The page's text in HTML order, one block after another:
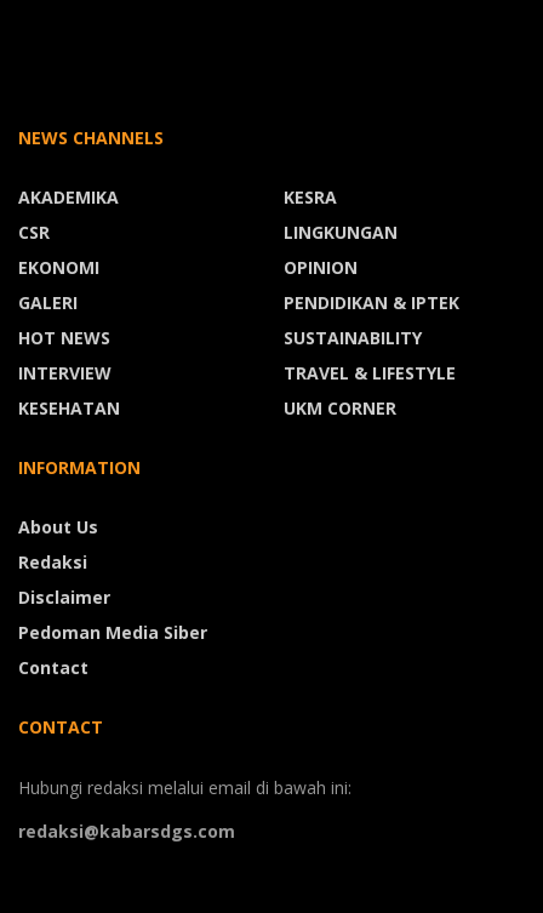
NEWS CHANNELS
AKADEMIKA
CSR
EKONOMI
GALERI
HOT NEWS
INTERVIEW
KESEHATAN
KESRA
LINGKUNGAN
OPINION
PENDIDIKAN & IPTEK
SUSTAINABILITY
TRAVEL & LIFESTYLE
UKM CORNER
INFORMATION
About Us
Redaksi
Disclaimer
Pedoman Media Siber
Contact
CONTACT
Hubungi redaksi melalui email di bawah ini:
redaksi@kabarsdgs.com